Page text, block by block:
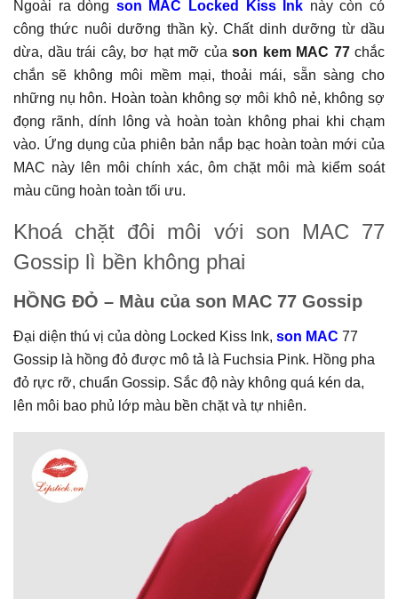
Ngoài ra dòng son MAC Locked Kiss Ink này còn có
công thức nuôi dưỡng thần kỳ. Chất dinh dưỡng từ dầu
dừa, dầu trái cây, bơ hạt mỡ của son kem MAC 77chắc
chắn sẽ không môi mềm mại, thoải mái, sẵn sàng cho
những nụ hôn. Hoàn toàn không sợ môi khô nẻ, không sợ
đọng rãnh, dính lông và hoàn toàn không phai khi chạm
vào. Ứng dụng của phiên bản nắp bạc hoàn toàn mới của
MAC này lên môi chính xác, ôm chặt môi mà kiểm soát
màu cũng hoàn toàn tối ưu.
Khoá chặt đôi môi với son MAC 77
Gossip lì bền không phai
HỒNG ĐỎ – Màu của son MAC 77 Gossip
Đại diện thú vị của dòng Locked Kiss Ink, son MAC 77
Gossip là hồng đỏ được mô tả là Fuchsia Pink. Hồng pha
đỏ rực rỡ, chuẩn Gossip. Sắc độ này không quá kén da,
lên môi bao phủ lớp màu bền chặt và tự nhiên.